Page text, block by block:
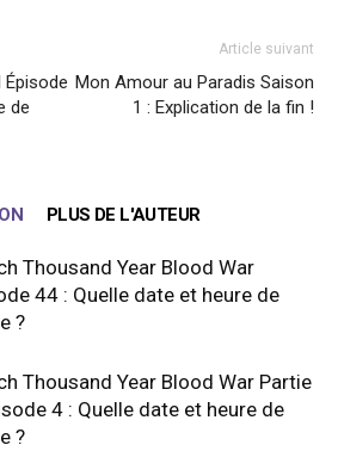
Épisode
de
Article suivant
Mon Amour au Paradis Saison
1 : Explication de la fin !
PLUS DE L'AUTEUR
Thousand Year Blood War
44 : Quelle date et heure de
?
Thousand Year Blood War Partie
4 : Quelle date et heure de
?